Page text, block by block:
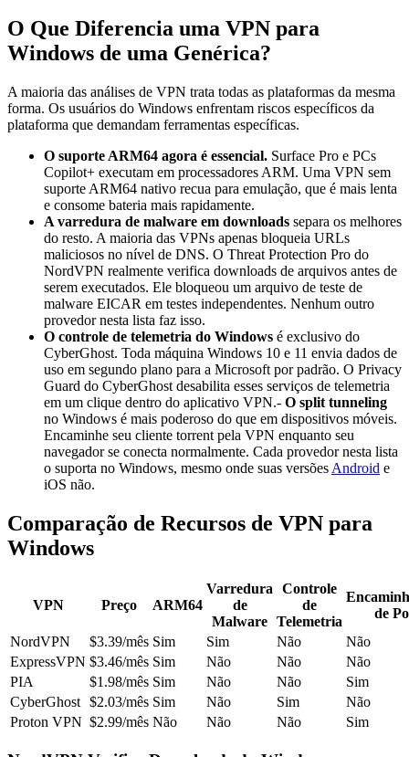
O Que Diferencia uma VPN para
Windows de uma Genérica?
A maioria das análises de VPN trata todas as plataformas da mesma
forma. Os usuários do Windows enfrentam riscos específicos da
plataforma que demandam ferramentas específicas.
O suporte ARM64 agora é essencial. Surface Pro e PCs
Copilot+ executam em processadores ARM. Uma VPN sem
suporte ARM64 nativo recua para emulação, que é mais lenta
e consome bateria mais rapidamente.
A varredura de malware em downloads separa os melhores
do resto. A maioria das VPNs apenas bloqueia URLs
maliciosos no nível de DNS. O Threat Protection Pro do
NordVPN realmente verifica downloads de arquivos antes de
serem executados. Ele bloqueou um arquivo de teste de
malware EICAR em testes independentes. Nenhum outro
provedor nesta lista faz isso.
O controle de telemetria do Windows é exclusivo do
CyberGhost. Toda máquina Windows 10 e 11 envia dados de
uso em segundo plano para a Microsoft por padrão. O Privacy
Guard do CyberGhost desabilita esses serviços de telemetria
em um clique dentro do aplicativo VPN.- O split tunneling
no Windows é mais poderoso do que em dispositivos móveis.
Encaminhe seu cliente torrent pela VPN enquanto seu
navegador se conecta normalmente. Cada provedor nesta lista
o suporta no Windows, mesmo onde suas versões Android e
iOS não.
Comparação de Recursos de VPN para
Windows
VPN Preço ARM64
Varredura
de
Malware
Controle
de
Telemetria
de
NordVPN
$3.39/mês Sim Sim Não
Não
ExpressVPN $3.46/mês Sim Não Não
Não
PIA
$1.98/mês Sim Não Não
Sim
CyberGhost $2.03/mês Sim Não Sim
Não
Proton VPN $2.99/mês Não Não Não Sim